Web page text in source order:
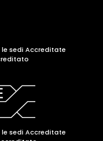
sedi Accreditate
sedi Accreditate